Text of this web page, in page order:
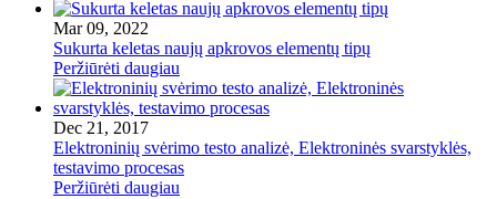
Mar 09, 2022
Sukurta keletas naujų apkrovos elementų tipų
Peržiūrėti daugiau
Dec 21, 2017
Elektroninių svėrimo testo analizė, Elektroninės svarstyklės,
testavimo procesas
Peržiūrėti daugiau